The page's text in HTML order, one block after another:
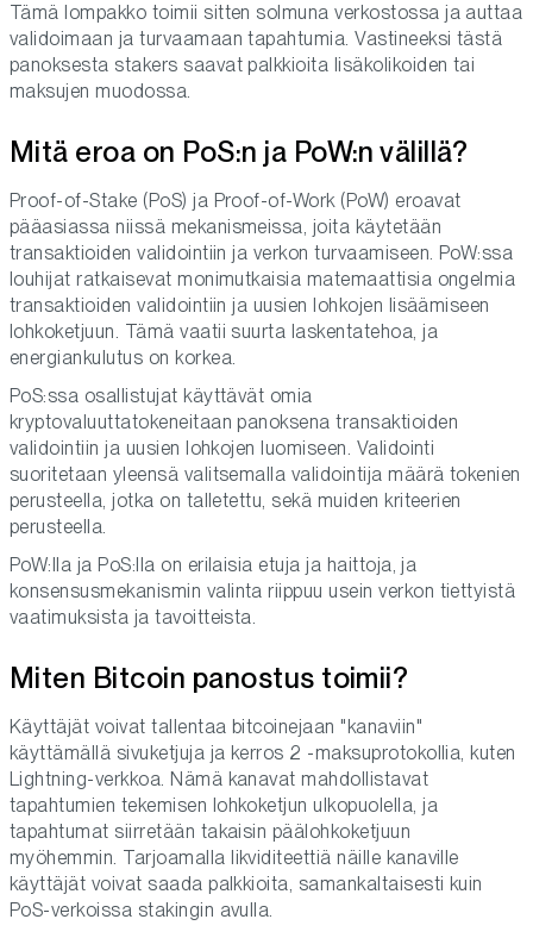
Tämä lompakko toimii sitten solmuna verkostossa ja auttaa
validoimaan ja turvaamaan tapahtumia. Vastineeksi tästä
panoksesta stakers saavat palkkioita lisäkolikoiden tai
maksujen muodossa.
Mitä eroa on PoS:n ja PoW:n välillä?
Proof-of-Stake (PoS) ja Proof-of-Work (PoW) eroavat
pääasiassa niissä mekanismeissa, joita käytetään
transaktioiden validointiin ja verkon turvaamiseen. PoW:ssa
louhijat ratkaisevat monimutkaisia matemaattisia ongelmia
transaktioiden validointiin ja uusien lohkojen lisäämiseen
lohkoketjuun. Tämä vaatii suurta laskentatehoa, ja
energiankulutus on korkea.
PoS:ssa osallistujat käyttävät omia
kryptovaluuttatokeneitaan panoksena transaktioiden
validointiin ja uusien lohkojen luomiseen. Validointi
suoritetaan yleensä valitsemalla validointija määrä tokenien
perusteella, jotka on talletettu, sekä muiden kriteerien
perusteella.
PoW:lla ja PoS:lla on erilaisia etuja ja haittoja, ja
konsensusmekanismin valinta riippuu usein verkon tiettyistä
vaatimuksista ja tavoitteista.
Miten Bitcoin panostus toimii?
Käyttäjät voivat tallentaa bitcoinejaan "kanaviin"
käyttämällä sivuketjuja ja kerros 2 -maksuprotokollia, kuten
Lightning-verkkoa. Nämä kanavat mahdollistavat
tapahtumien tekemisen lohkoketjun ulkopuolella, ja
tapahtumat siirretään takaisin päälohkoketjuun
myöhemmin. Tarjoamalla likviditeettiä näille kanaville
käyttäjät voivat saada palkkioita, samankaltaisesti kuin
PoS-verkoissa stakingin avulla.